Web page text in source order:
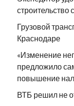
строительство
Грузовой
Краснодаре
«Изменение
предложило
повышение
ВТБ решил не